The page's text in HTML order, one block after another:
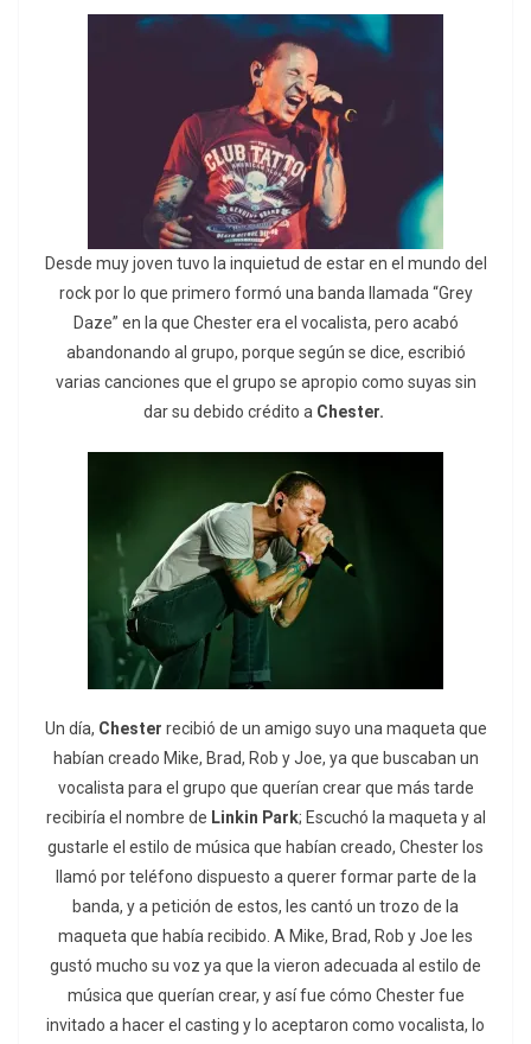
Desde muy joven tuvo la inquietud de estar en el mundo del
rock por lo que primero formó una banda llamada “Grey
Daze” en la que Chester era el vocalista, pero acabó
abandonando al grupo, porque según se dice, escribió
varias canciones que el grupo se apropio como suyas sin
dar su debido crédito a Chester.
Un día, Chester recibió de un amigo suyo una maqueta que
habían creado Mike, Brad, Rob y Joe, ya que buscaban un
vocalista para el grupo que querían crear que más tarde
recibiría el nombre de Linkin Park; Escuchó la maqueta y al
gustarle el estilo de música que habían creado, Chester los
llamó por teléfono dispuesto a querer formar parte de la
banda, y a petición de estos, les cantó un trozo de la
maqueta que había recibido. A Mike, Brad, Rob y Joe les
gustó mucho su voz ya que la vieron adecuada al estilo de
música que querían crear, y así fue cómo Chester fue
invitado a hacer el casting y lo aceptaron como vocalista, lo